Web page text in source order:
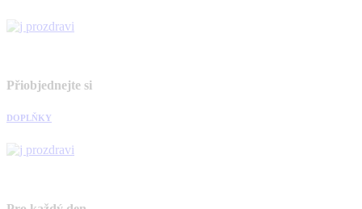
Přiobjednejte si
DOPLŇKY